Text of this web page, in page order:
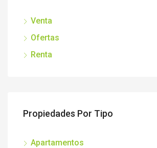
Venta
Ofertas
Renta
Propiedades Por Tipo
Apartamentos